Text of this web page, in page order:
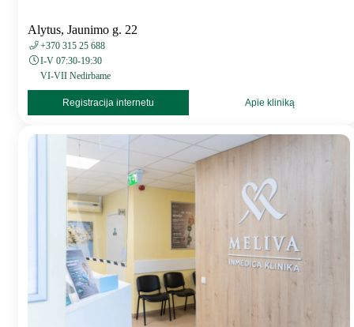
Alytus, Jaunimo g. 22
+370 315 25 688
I-V 07:30-19:30
VI-VII Nedirbame
Registracija internetu Apie kliniką